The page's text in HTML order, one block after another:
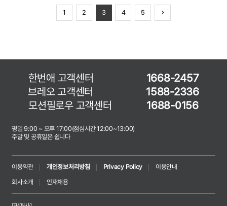
1 2 3 4 5
한번애 고객센터
1668-2457
브레오 고객센터
1588-2336
모션필로우 고객센터
1688-0156
평일 9:00 ~ 오후 17:00(점심시간 12:00~13:00)
주말 및 공휴일은 쉽니다
이용약관 개인정보처리방침 Privacy Policy
이용안내
회사소개
인재채용